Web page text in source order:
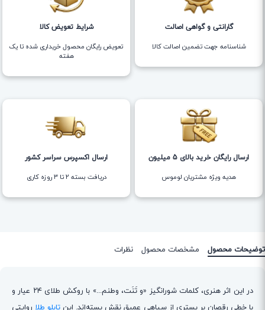
گارانتی و گواهی اصالت
شناسنامه جهت تضمین اصالت کالا
شرایط تعویض کالا
تعویض رایگان محصول خریداری شده تا یک
هفته
ارسال رایگان خرید بالای 5 میلیون
هدیه ویژه مشتریان لوموس
ارسال اکسپرس سراسر کشور
دریافت بسته ۲ تا ۳ روزه کاری
توضیحات محصول مشخصات محصول نظرات
در این اثر هنری، کلمات شورانگیز «و تَنَت، وطنم...» با روکش طلای ۲۴ عیار و
با خطی رقصان بر بستری از سیاهیِ عمیق نقش بسته‌اند. این تابلو طلا روایتی